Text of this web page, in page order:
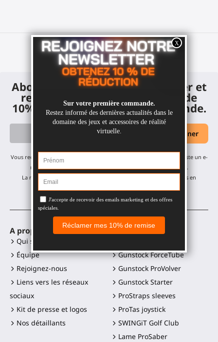
Abonnez-vous à notre newsletter et
recevez un code de réduction de
10% sur votre première commande.
Vous recevrez nos mises à jour mensuelles et offres - pas de spam, juste un e-
mail par mois ! Vous pouvez vous désabonner à tout moment.
La remise s'applique à tous nos produits, à l'exception des articles en
A propos
Qui sommes-nous ?
Équipe
Rejoignez-nous
Liens vers les réseaux
sociaux
Kit de presse et logos
Nos détaillants
Accessoires VR
Gunstock ForceTube
Gunstock ProVolver
Gunstock Starter
ProStraps sleeves
ProTas joystick
SWINGiT Golf Club
Lame ProSaber